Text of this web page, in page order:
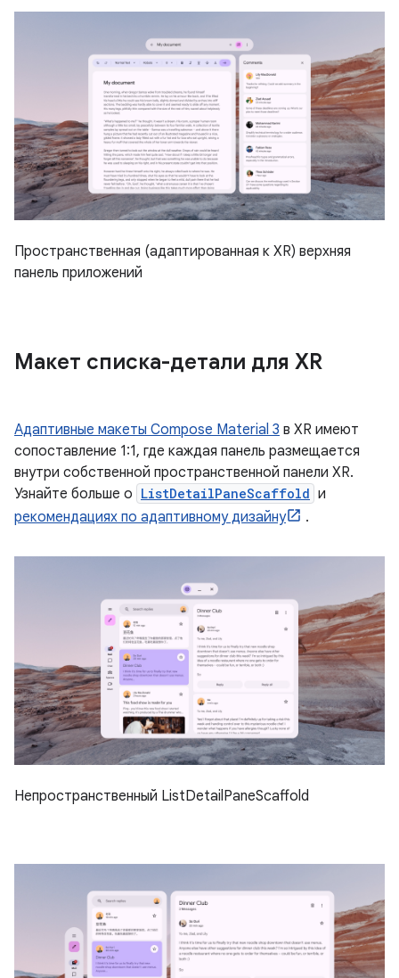
Пространственная (адаптированная к XR) верхняя
панель приложений
Макет списка-детали для XR
Адаптивные макеты Compose Material 3 в XR имеют
сопоставление 1:1, где каждая панель размещается
внутри собственной пространственной панели XR.
Узнайте больше о ListDetailPaneScaffold и
рекомендациях по адаптивному дизайну
.
Непространственный ListDetailPaneScaffold